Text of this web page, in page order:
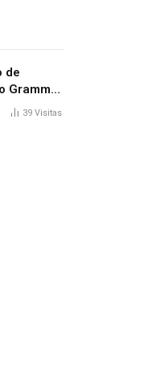
Ruraltins
de
Grammy?
surgiu
39 Visitas